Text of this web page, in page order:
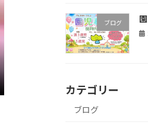
ブログ
カテゴリー
ブログ